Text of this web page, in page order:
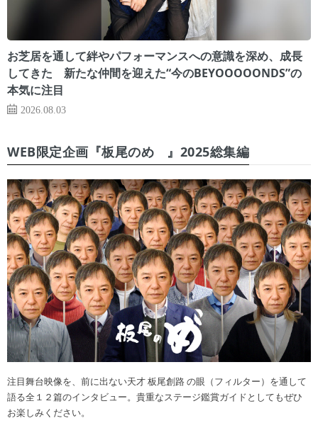
お芝居を通して絆やパフォーマンスへの意識を深め、成長
してきた 新たな仲間を迎えた“今のBEYOOOOONDS”の
本気に注目
2026.08.03
WEB限定企画『板尾のめ゙』2025総集編
注目舞台映像を、前に出ない天才 板尾創路 の眼（フィルター）を通して
語る全１２篇のインタビュー。貴重なステージ鑑賞ガイドとしてもぜひ
お楽しみください。